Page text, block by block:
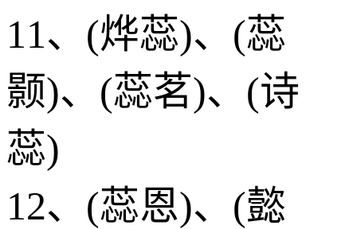
11、(烨蕊)、(蕊
颢)、(蕊茗)、(诗
蕊)
12、(蕊恩)、(懿